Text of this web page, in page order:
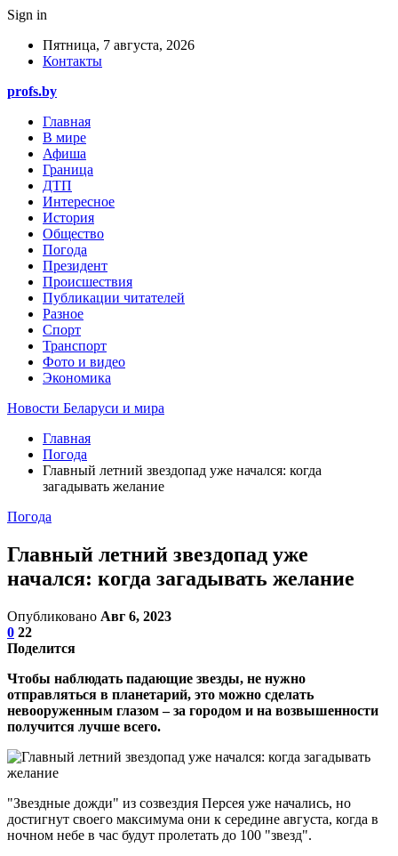
Sign in
Пятница, 7 августа, 2026
Контакты
profs.by
Главная
В мире
Афиша
Граница
ДТП
Интересное
История
Общество
Погода
Президент
Происшествия
Публикации читателей
Разное
Спорт
Транспорт
Фото и видео
Экономика
Новости Беларуси и мира
Главная
Погода
Главный летний звездопад уже начался: когда
загадывать желание
Погода
Главный летний звездопад уже
начался: когда загадывать желание
Опубликовано Авг 6, 2023
0 22
Поделится
Чтобы наблюдать падающие звезды, не нужно
отправляться в планетарий, это можно сделать
невооруженным глазом – за городом и на возвышенности
получится лучше всего.
"Звездные дожди" из созвездия Персея уже начались, но
достигнут своего максимума они к середине августа, когда в
ночном небе в час будут пролетать до 100 "звезд".